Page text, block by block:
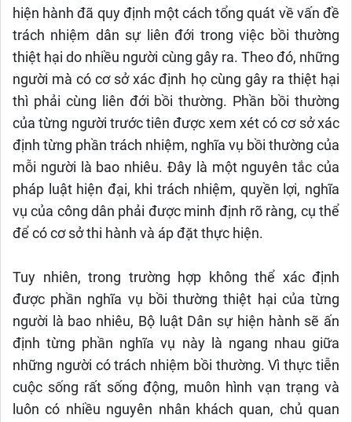
hiện hành đã quy định một cách tổng quát về vấn đề
trách nhiệm dân sự liên đới trong việc bồi thường
thiệt hại do nhiều người cùng gây ra. Theo đó, những
người mà có cơ sở xác định họ cùng gây ra thiệt hại
thì phải cùng liên đới bồi thường. Phần bồi thường
của từng người trước tiên được xem xét có cơ sở xác
định từng phần trách nhiệm, nghĩa vụ bồi thường của
mỗi người là bao nhiêu. Đây là một nguyên tắc của
pháp luật hiện đại, khi trách nhiệm, quyền lợi, nghĩa
vụ của công dân phải được minh định rõ ràng, cụ thể
để có cơ sở thi hành và áp đặt thực hiện.
Tuy nhiên, trong trường hợp không thể xác định
được phần nghĩa vụ bồi thường thiệt hại của từng
người là bao nhiêu, Bộ luật Dân sự hiện hành sẽ ấn
định từng phần nghĩa vụ này là ngang nhau giữa
những người có trách nhiệm bồi thường. Vì thực tiễn
cuộc sống rất sống động, muôn hình vạn trạng và
luôn có nhiều nguyên nhân khách quan, chủ quan